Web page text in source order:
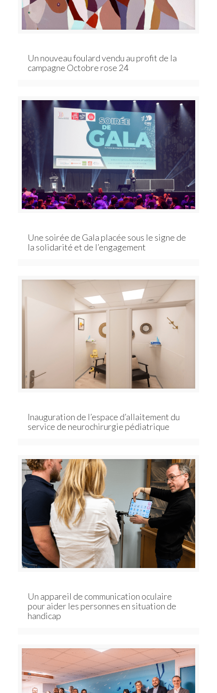
Un nouveau foulard vendu au profit de la
campagne Octobre rose 24
Une soirée de Gala placée sous le signe de
la solidarité et de l’engagement
Inauguration de l’espace d’allaitement du
service de neurochirurgie pédiatrique
Un appareil de communication oculaire
pour aider les personnes en situation de
handicap